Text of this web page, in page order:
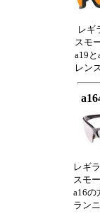
レギ
スモ
a19
レン
レギ
スモ
a16の
ラン